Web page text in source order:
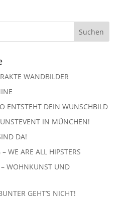
WANDBILDER
ENTSTEHT DEIN WUNSCHBILD
IN MÜNCHEN!
DA!
WE ARE ALL HIPSTERS
– WOHNKUNST UND
GEHT’S NICHT!